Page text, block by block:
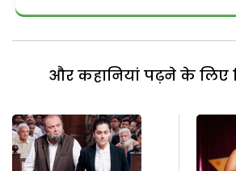
और कहानियां पढ़ने के लिए